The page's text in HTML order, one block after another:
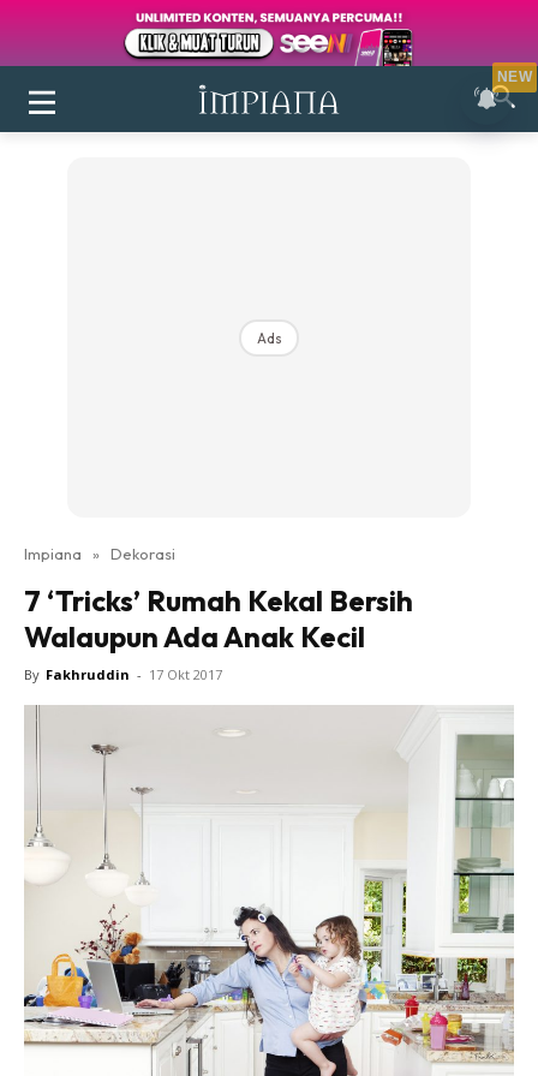
Login|Register
Ruang Makan
Ruang Tamu
Direktori
Interior Design
DIY
Bilik Air
Dapur
Ruang Makan
Make Over
Bilik Air
Bilik Tidur
Dapur
Ads
Impiana » Dekorasi
7 ‘Tricks’ Rumah Kekal Bersih
Walaupun Ada Anak Kecil
By Fakhruddin - 17 Okt 2017
NEW